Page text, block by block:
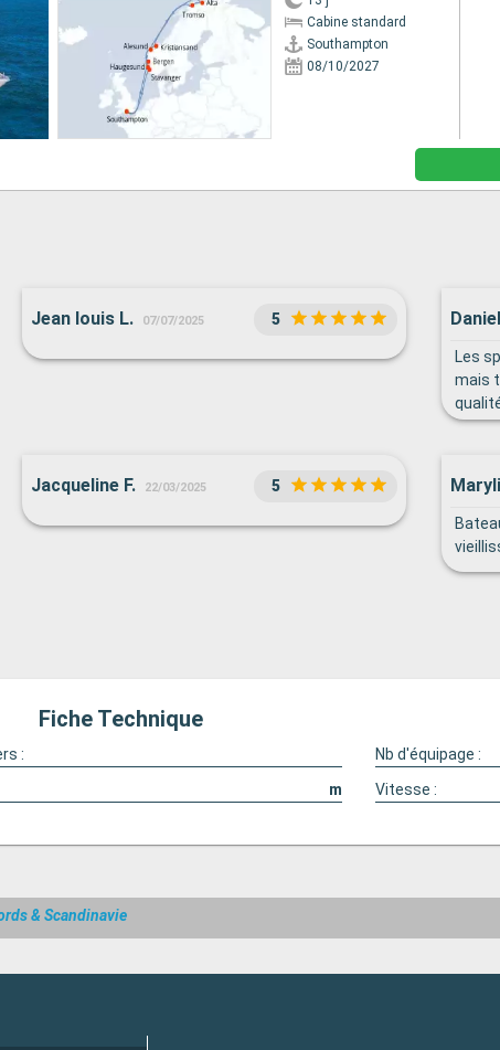
Cabine standard
Southampton
08/10/2027
Jean louis L. 07/07/2025 5
Les
mais
nous
Jacqueline F. 22/03/2025 5
Fiche Technique
:
Nb d'équipage :
m Vitesse :
& Scandinavie